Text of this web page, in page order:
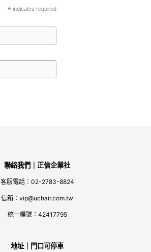
*indicates required
聯絡我們｜正信企業社
客服電話：02-2783-8824
信箱：vip@uchair.com.tw
統一編號：42417795
地址｜門口可停車